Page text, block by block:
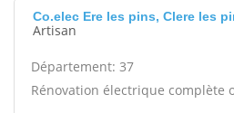
Co.elec Ere les pins, Clere les
Artisan
Département: 37
Rénovation électrique complète